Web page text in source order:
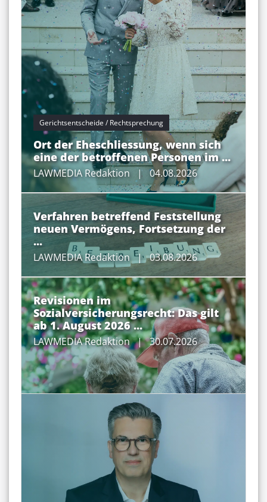
Gerichtsentscheide / Rechtsprechung
Ort der Eheschliessung, wenn sich
eine der betroffenen Personen im ...
LAWMEDIA Redaktion| 04.08.2026
Verfahren betreffend Feststellung
neuen Vermögens, Fortsetzung der
...
LAWMEDIA Redaktion| 03.08.2026
Revisionen im
Sozialversicherungsrecht: Das gilt
ab 1. August 2026 ...
LAWMEDIA Redaktion| 30.07.2026